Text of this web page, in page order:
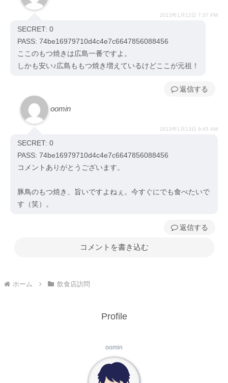
2013年1月12日 7:37 PM
SECRET: 0
PASS: 74be16979710d4c4e7c6647856088456
ここのもつ焼きは広島一番ですよ。
しかも安い♪広島ももつ焼き増えているけどここが元祖！
返信
oomin
2013年1月13日 9:45 AM
SECRET: 0
PASS: 74be16979710d4c4e7c6647856088456
コメントありがとうございます。
豚鳥のもつ焼き、旨いですよねぇ。今すぐにでも食べたいで
す（笑）。
返信
コメントを書き込む
ホーム 飲食店訪問
Profile
oomin